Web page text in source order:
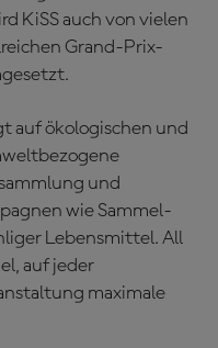
KiSS auch von vielen
Grand-Prix-
auf ökologischen und
und
wie Sammel-
Lebensmittel. All
auf jeder
maximale